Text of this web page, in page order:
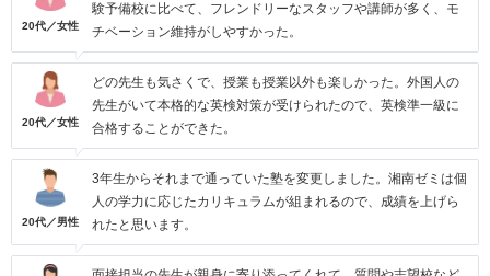
20代／女性
験予備校に比べて、フレンドリーなスタッフや講師が多く、モ
チベーション維持がしやすかった。
20代／女性
どの先生も気さくで、授業も授業以外も楽しかった。外国人の
先生がいて本格的な英検対策が受けられたので、英検準一級に
合格することができた。
20代／男性
3年生からそれまで通っていた塾を変更しました。湘南ゼミは個
人の学力に応じたカリキュラムが組まれるので、成績を上げら
れたと思います。